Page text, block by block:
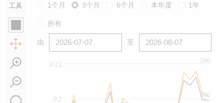
工具 1个月 3个月 6个月 本年度 1年
所有
由 至
0.2
0.22
480
500